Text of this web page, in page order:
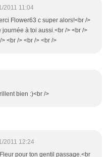
2011 11:04
Flower63 c super alors!<br />
journée à toi aussi.<br /> <br />
<br /> <br /> <br />
bien :)<br />
2011 12:24
pour ton gentil passage.<br